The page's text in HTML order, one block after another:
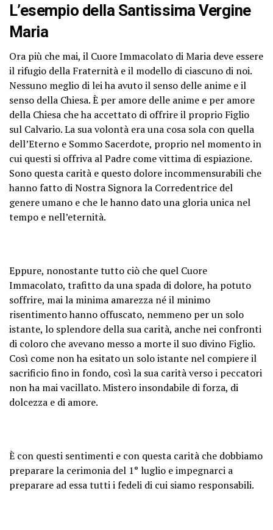
L’esempio della Santissima Vergine
Maria
Ora più che mai, il Cuore Immacolato di Maria deve essere
il rifugio della Fraternità e il modello di ciascuno di noi.
Nessuno meglio di lei ha avuto il senso delle anime e il
senso della Chiesa. È per amore delle anime e per amore
della Chiesa che ha accettato di offrire il proprio Figlio
sul Calvario. La sua volontà era una cosa sola con quella
dell’Eterno e Sommo Sacerdote, proprio nel momento in
cui questi si offriva al Padre come vittima di espiazione.
Sono questa carità e questo dolore incommensurabili che
hanno fatto di Nostra Signora la Corredentrice del
genere umano e che le hanno dato una gloria unica nel
tempo e nell’eternità.
Eppure, nonostante tutto ciò che quel Cuore
Immacolato, trafitto da una spada di dolore, ha potuto
soffrire, mai la minima amarezza né il minimo
risentimento hanno offuscato, nemmeno per un solo
istante, lo splendore della sua carità, anche nei confronti
di coloro che avevano messo a morte il suo divino Figlio.
Così come non ha esitato un solo istante nel compiere il
sacrificio fino in fondo, così la sua carità verso i peccatori
non ha mai vacillato. Mistero insondabile di forza, di
dolcezza e di amore.
È con questi sentimenti e con questa carità che dobbiamo
preparare la cerimonia del 1° luglio e impegnarci a
preparare ad essa tutti i fedeli di cui siamo responsabili.